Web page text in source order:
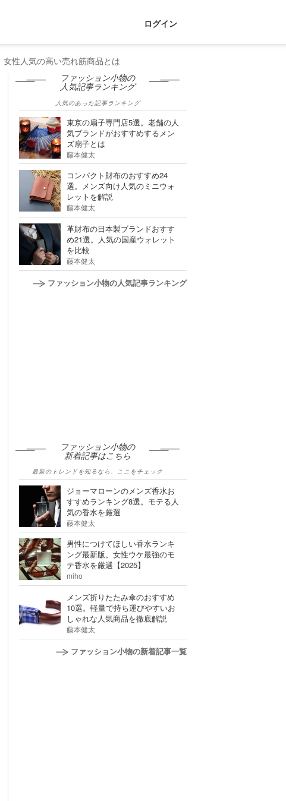
ログイン
女性人気の高い売れ筋商品とは
ファッション小物の
人気記事ランキング
人気のあった記事ランキング
東京の扇子専門店5選。老舗の人
気ブランドがおすすめするメン
ズ扇子とは
藤本健太
コンパクト財布のおすすめ24
選。メンズ向け人気のミニウォ
レットを解説
藤本健太
革財布の日本製ブランドおすす
め21選。人気の国産ウォレット
を比較
藤本健太
ファッション小物の人気記事ランキング
ファッション小物の
新着記事はこちら
最新のトレンドを知るなら、ここをチェック
ジョーマローンのメンズ香水お
すすめランキング8選。モテる人
気の香水を厳選
藤本健太
男性につけてほしい香水ランキ
ング最新版。女性ウケ最強のモ
テ香水を厳選【2025】
miho
メンズ折りたたみ傘のおすすめ
10選。軽量で持ち運びやすいお
しゃれな人気商品を徹底解説
藤本健太
ファッション小物の新着記事一覧